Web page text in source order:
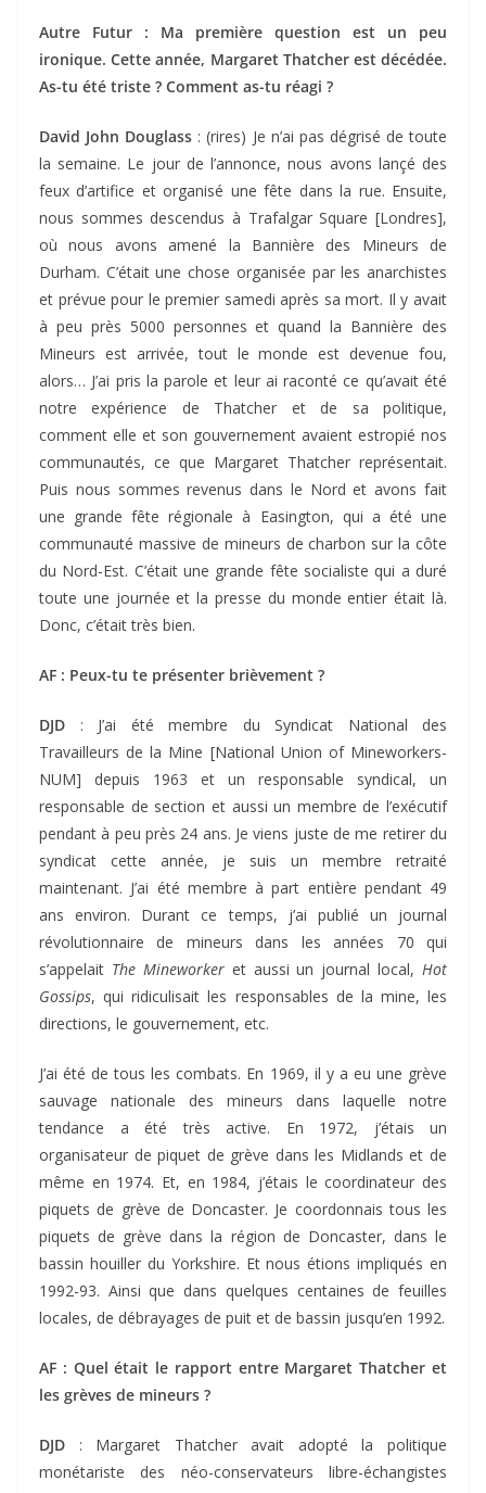
Autre Futur : Ma première question est un peu
ironique. Cette année, Margaret Thatcher est décédée.
As-tu été triste ? Comment as-tu réagi ?
David John Douglass : (rires) Je n’ai pas dégrisé de toute
la semaine. Le jour de l’annonce, nous avons lançé des
feux d’artifice et organisé une fête dans la rue. Ensuite,
nous sommes descendus à Trafalgar Square [Londres],
où nous avons amené la Bannière des Mineurs de
Durham. C’était une chose organisée par les anarchistes
et prévue pour le premier samedi après sa mort. Il y avait
à peu près 5000 personnes et quand la Bannière des
Mineurs est arrivée, tout le monde est devenue fou,
alors… J’ai pris la parole et leur ai raconté ce qu’avait été
notre expérience de Thatcher et de sa politique,
comment elle et son gouvernement avaient estropié nos
communautés, ce que Margaret Thatcher représentait.
Puis nous sommes revenus dans le Nord et avons fait
une grande fête régionale à Easington, qui a été une
communauté massive de mineurs de charbon sur la côte
du Nord-Est. C’était une grande fête socialiste qui a duré
toute une journée et la presse du monde entier était là.
Donc, c’était très bien.
AF : Peux-tu te présenter brièvement ?
DJD : J’ai été membre du Syndicat National des
Travailleurs de la Mine [National Union of Mineworkers-
NUM] depuis 1963 et un responsable syndical, un
responsable de section et aussi un membre de l’exécutif
pendant à peu près 24 ans. Je viens juste de me retirer du
syndicat cette année, je suis un membre retraité
maintenant. J’ai été membre à part entière pendant 49
ans environ. Durant ce temps, j’ai publié un journal
révolutionnaire de mineurs dans les années 70 qui
s’appelait The Mineworkeret aussi un journal local, Hot
Gossips, qui ridiculisait les responsables de la mine, les
directions, le gouvernement, etc.
J’ai été de tous les combats. En 1969, il y a eu une grève
sauvage nationale des mineurs dans laquelle notre
tendance a été très active. En 1972, j’étais un
organisateur de piquet de grève dans les Midlands et de
même en 1974. Et, en 1984, j’étais le coordinateur des
piquets de grève de Doncaster. Je coordonnais tous les
piquets de grève dans la région de Doncaster, dans le
bassin houiller du Yorkshire. Et nous étions impliqués en
1992-93. Ainsi que dans quelques centaines de feuilles
locales, de débrayages de puit et de bassin jusqu’en 1992.
AF : Quel était le rapport entre Margaret Thatcher et
les grèves de mineurs ?
DJD : Margaret Thatcher avait adopté la politique
monétariste des néo-conservateurs libre-échangistes